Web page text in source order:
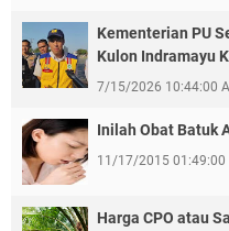
Kementerian PU
Kulon Indramayu
7/15/2026 10:44:00
Inilah Obat Batuk
11/17/2015 01:49:00
Harga CPO atau